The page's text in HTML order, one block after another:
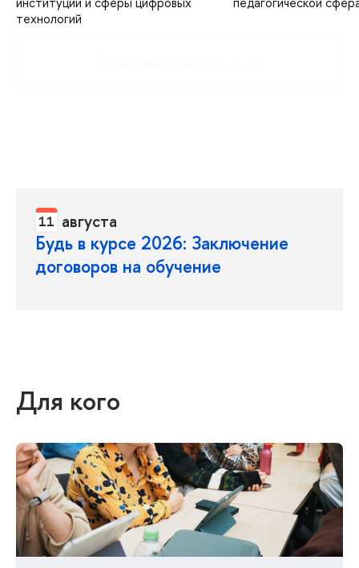
технологий
11 августа
Будь в курсе 2026: Заключение
договоров на обучение
Для кого